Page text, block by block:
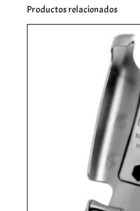
229,90€.
Productos relacionados